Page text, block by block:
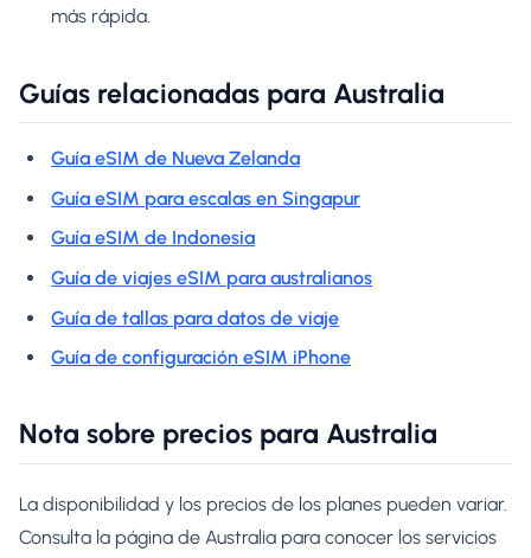
más rápida.
Guías relacionadas para Australia
Guía eSIM de Nueva Zelanda
Guía eSIM para escalas en Singapur
Guía eSIM de Indonesia
Guía de viajes eSIM para australianos
Guía de tallas para datos de viaje
Guía de configuración eSIM iPhone
Nota sobre precios para Australia
La disponibilidad y los precios de los planes pueden variar.
Consulta la página de Australia para conocer los servicios